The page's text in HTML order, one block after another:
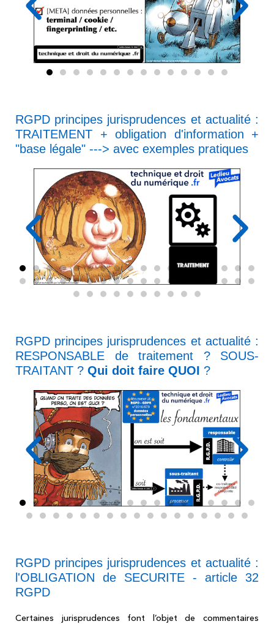
RGPD principes jurisprudences et actualité :
TRAITEMENT + obligation d'information +
"base légale" ---> avec exemples pratiques
RGPD principes jurisprudences et actualité :
RESPONSABLE de traitement ? SOUS-
TRAITANT ? Qui doit faire QUOI ?
RGPD principes jurisprudences et actualité :
l'OBLIGATION de SECURITE - article 32
RGPD
Certaines jurisprudences font l’objet de commentaires